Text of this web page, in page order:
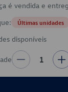
é vendida e
Últimas unidades
disponíveis
1